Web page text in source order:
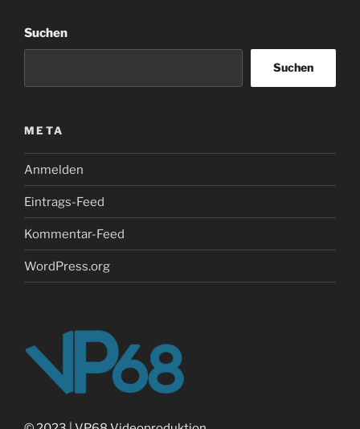
Suchen
Suchen
META
Anmelden
Eintrags-Feed
Kommentar-Feed
WordPress.org